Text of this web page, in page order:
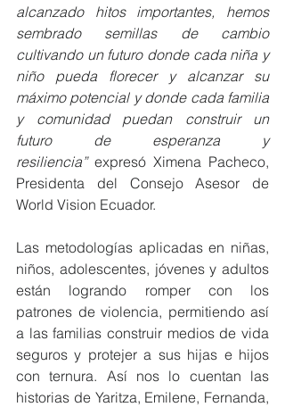
alcanzado hitos importantes, hemos
sembrado semillas de cambio
cultivando un futuro donde cada niña y
niño pueda florecer y alcanzar su
máximo potencial y donde cada familia
y comunidad puedan construir un
futuro de esperanza y
resiliencia” expresó Ximena Pacheco,
Presidenta del Consejo Asesor de
World Vision Ecuador.
Las metodologías aplicadas en niñas,
niños, adolescentes, jóvenes y adultos
están logrando romper con los
patrones de violencia, permitiendo así
a las familias construir medios de vida
seguros y protejer a sus hijas e hijos
con ternura. Así nos lo cuentan las
historias de Yaritza, Emilene, Fernanda,